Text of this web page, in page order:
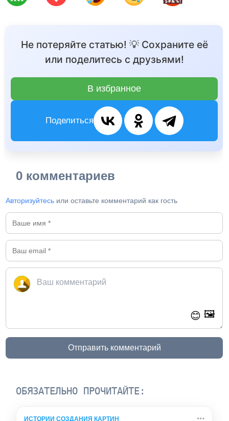
Не потеряйте статью! 💡 Сохраните её
или поделитесь с друзьями!
В избранное
Поделиться
0 комментариев
Авторизуйтесь или оставьте комментарий как гость
😊 🖼️
Отправить комментарий
ОБЯЗАТЕЛЬНО ПРОЧИТАЙТЕ:
ИСТОРИИ СОЗДАНИЯ КАРТИН